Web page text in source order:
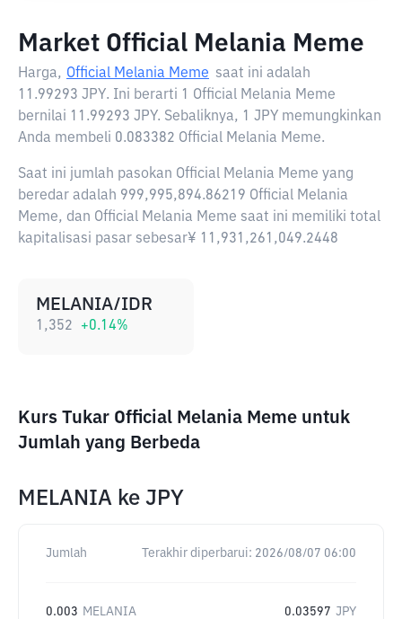
Market Official Melania Meme
Harga, Official Melania Meme saat ini adalah
11.99293 JPY. Ini berarti 1 Official Melania Meme
bernilai 11.99293 JPY. Sebaliknya, 1 JPY memungkinkan
Anda membeli 0.083382 Official Melania Meme.
Saat ini jumlah pasokan Official Melania Meme yang
beredar adalah 999,995,894.86219 Official Melania
Meme, dan Official Melania Meme saat ini memiliki total
kapitalisasi pasar sebesar¥ 11,931,261,049.2448
MELANIA/IDR
1,352 +0.14%
Kurs Tukar Official Melania Meme untuk
Jumlah yang Berbeda
MELANIA ke JPY
Jumlah Terakhir diperbarui: 2026/08/07 06:00
0.003 MELANIA 0.03597 JPY